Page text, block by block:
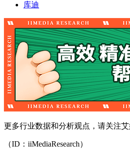
库迪
更多行业数据和分析观点，请关注
（ID：iiMediaResearch）